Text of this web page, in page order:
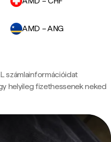
AMD – ANG
számlainformációidat
helyileg fizethessenek neked